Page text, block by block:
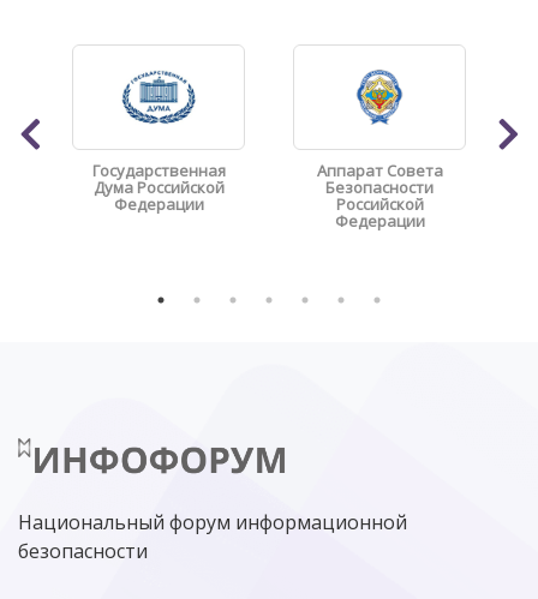
Государственная
Дума Российской
Федерации
Аппарат Совета
Безопасности
Российской
Федерации
Национальный форум информационной
безопасности